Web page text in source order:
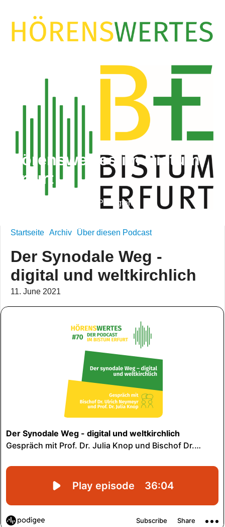
Hörenswertes im Bistum
Erfurt
Vorträge, Interviews und Predigten
Startseite Archiv Über diesen Podcast
Der Synodale Weg -
digital und weltkirchlich
11. June 2021